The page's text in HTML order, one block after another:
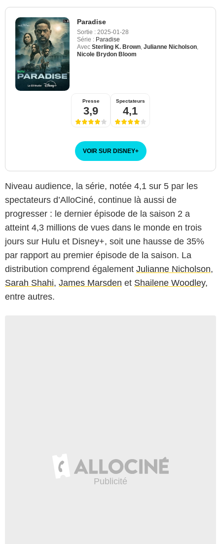
Paradise
Sortie : 2025-01-28
Série : Paradise
Avec Sterling K. Brown Julianne Nicholson
Nicole Brydon Bloom
Presse
3,9
Spectateurs
4,1
VOIR SUR DISNEY+
Niveau audience, la série, notée 4,1 sur 5 par les
spectateurs d’AlloCiné, continue là aussi de
progresser : le dernier épisode de la saison 2 a
atteint 4,3 millions de vues dans le monde en trois
jours sur Hulu et Disney+, soit une hausse de 35%
par rapport au premier épisode de la saison. La
distribution comprend également Julianne Nicholson,
Sarah Shahi, James Marsden et Shailene Woodley,
entre autres.